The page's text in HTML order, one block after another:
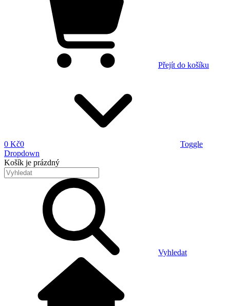
Přejít do košíku
0 Kč0
Toggle
Dropdown
Košík je prázdný
Vyhledat